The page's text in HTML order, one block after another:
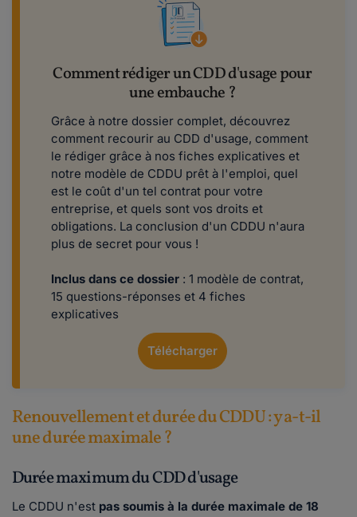
Comment rédiger un CDD d'usage pour
une embauche ?
Grâce à notre dossier complet, découvrez
comment recourir au CDD d'usage, comment
le rédiger grâce à nos fiches explicatives et
notre modèle de CDDU prêt à l'emploi, quel
est le coût d'un tel contrat pour votre
entreprise, et quels sont vos droits et
obligations. La conclusion d'un CDDU n'aura
plus de secret pour vous !
Inclus dans ce dossier : 1 modèle de contrat,
15 questions-réponses et 4 fiches
explicatives
Télécharger
Renouvellement et durée du CDDU : y a-t-il
une durée maximale ?
Durée maximum du CDD d'usage
Le CDDU n'est pas soumis à la durée maximale de 18